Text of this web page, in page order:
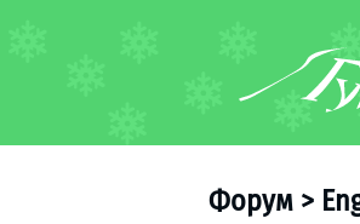
Форум >